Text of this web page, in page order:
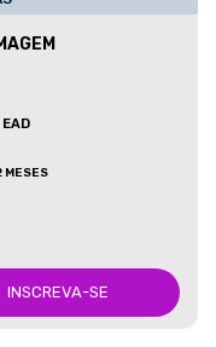
MESES
INSCREVA-SE